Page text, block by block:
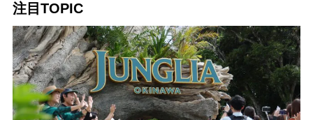
注目TOPIC